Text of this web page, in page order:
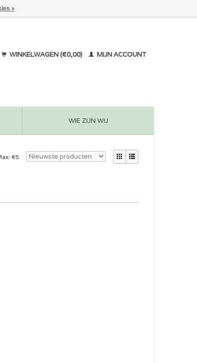
WINKELWAGEN (€0,00) MIJN ACCOUNT
WIE ZIJN WIJ
€5
»